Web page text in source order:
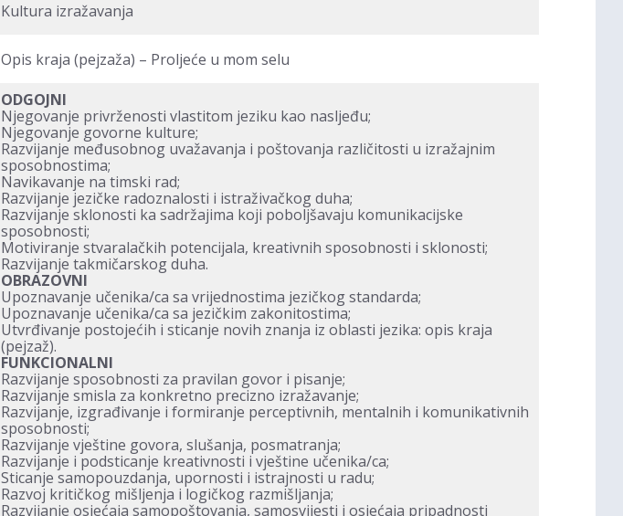
Kultura izražavanja
Opis kraja (pejzaža) – Proljeće u mom selu
ODGOJNI
Njegovanje privrženosti vlastitom jeziku kao nasljeđu;
Njegovanje govorne kulture;
Razvijanje međusobnog uvažavanja i poštovanja različitosti u izražajnim
sposobnostima;
Navikavanje na timski rad;
Razvijanje jezičke radoznalosti i istraživačkog duha;
Razvijanje sklonosti ka sadržajima koji poboljšavaju komunikacijske
sposobnosti;
Motiviranje stvaralačkih potencijala, kreativnih sposobnosti i sklonosti;
Razvijanje takmičarskog duha.
OBRAZOVNI
Upoznavanje učenika/ca sa vrijednostima jezičkog standarda;
Upoznavanje učenika/ca sa jezičkim zakonitostima;
Utvrđivanje postojećih i sticanje novih znanja iz oblasti jezika: opis kraja
(pejzaž).
FUNKCIONALNI
Razvijanje sposobnosti za pravilan govor i pisanje;
Razvijanje smisla za konkretno precizno izražavanje;
Razvijanje, izgrađivanje i formiranje perceptivnih, mentalnih i komunikativnih
sposobnosti;
Razvijanje vještine govora, slušanja, posmatranja;
Razvijanje i podsticanje kreativnosti i vještine učenika/ca;
Sticanje samopouzdanja, upornosti i istrajnosti u radu;
Razvoj kritičkog mišljenja i logičkog razmišljanja;
Razvijanje osjećaja samopoštovanja, samosvijesti i osjećaja pripadnosti